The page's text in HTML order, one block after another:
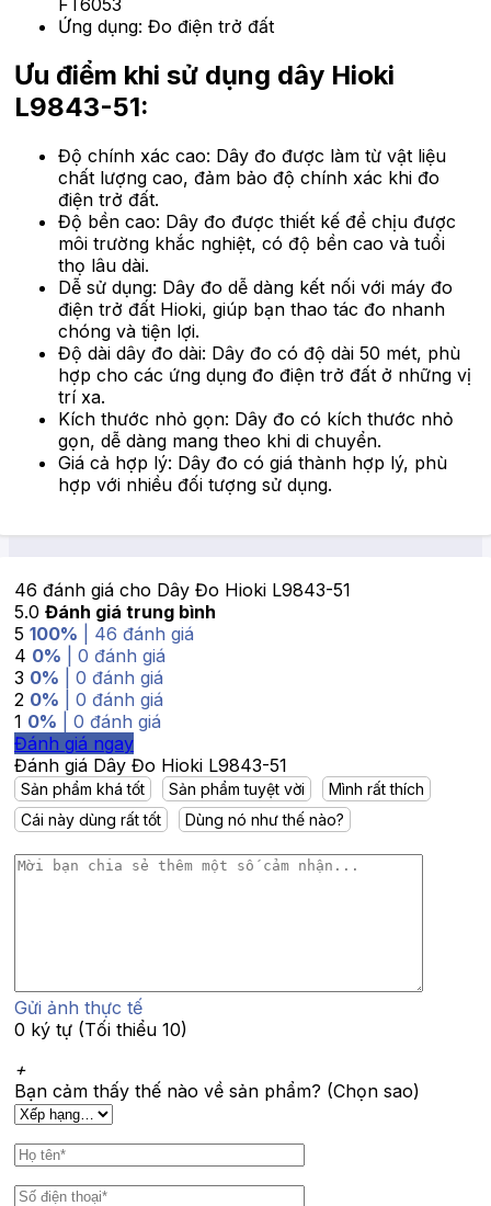
FT6053
Ứng dụng: Đo điện trở đất
Ưu điểm khi sử dụng dây Hioki
L9843-51:
Độ chính xác cao: Dây đo được làm từ vật liệu
chất lượng cao, đảm bảo độ chính xác khi đo
điện trở đất.
Độ bền cao: Dây đo được thiết kế để chịu được
môi trường khắc nghiệt, có độ bền cao và tuổi
thọ lâu dài.
Dễ sử dụng: Dây đo dễ dàng kết nối với máy đo
điện trở đất Hioki, giúp bạn thao tác đo nhanh
chóng và tiện lợi.
Độ dài dây đo dài: Dây đo có độ dài 50 mét, phù
hợp cho các ứng dụng đo điện trở đất ở những vị
trí xa.
Kích thước nhỏ gọn: Dây đo có kích thước nhỏ
gọn, dễ dàng mang theo khi di chuyển.
Giá cả hợp lý: Dây đo có giá thành hợp lý, phù
hợp với nhiều đối tượng sử dụng.
46 đánh giá cho Dây Đo Hioki L9843-51
5.0 Đánh giá trung bình
5 100% | 46 đánh giá
4 0% | 0 đánh giá
3 0% | 0 đánh giá
2 0% | 0 đánh giá
1 0% | 0 đánh giá
Đánh giá ngay
Đánh giá Dây Đo Hioki L9843-51
Sản phẩm khá tốt Sản phẩm tuyệt vời
Mình rất thích
Cái này dùng rất tốt
Dùng nó như thế nào?
Gửi ảnh thực tế
0 ký tự (Tối thiểu 10)
+
Bạn cảm thấy thế nào về sản phẩm? (Chọn sao)